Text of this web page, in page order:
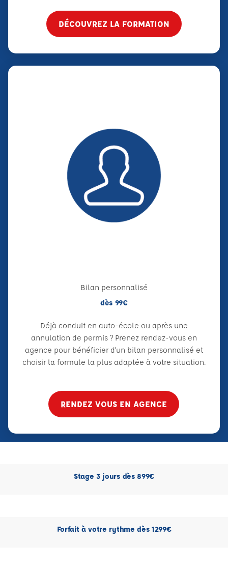
DÉCOUVREZ LA FORMATION
Bilan personnalisé
dès 99€
Déjà conduit en auto-école ou après une
annulation de permis ? Prenez rendez-vous en
agence pour bénéficier d’un bilan personnalisé et
choisir la formule la plus adaptée à votre situation.
RENDEZ VOUS EN AGENCE
Stage 3 jours dès 899€
Forfait à votre rythme dès 1299€